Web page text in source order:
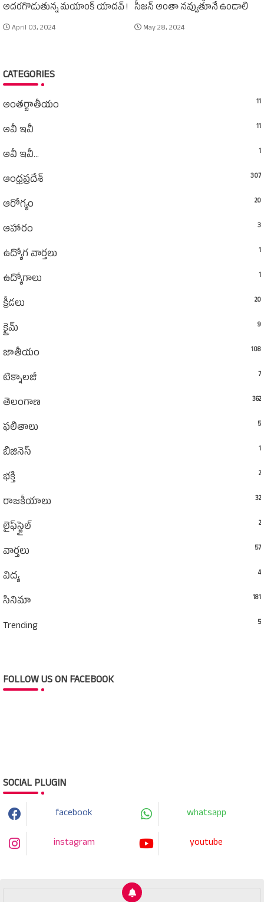
అదరగొడుతున్న మయాంక్‌ యాదవ్‌ !
April 03, 2024
సీజన్‌ అంతా నవ్వుతూనే ఉండాలి
May 28, 2024
CATEGORIES
అంతర్జాతీయం 11
అవీ ఇవీ 11
అవీ ఇవీ... 1
ఆంధ్రప్రదేశ్‌ 307
ఆరోగ్యం 20
ఆహారం 3
ఉద్యోగ వార్తలు 1
ఉద్యోగాలు 1
క్రీడలు 20
క్రైమ్ 9
జాతీయం 108
టెక్నాలజీ 7
తెలంగాణ 362
ఫలితాలు 5
బిజినెస్ 1
భక్తి 2
రాజకీయాలు 32
లైఫ్‌స్టైల్‌ 2
వార్తలు 57
విద్య 4
సినిమా 181
Trending 5
FOLLOW US ON FACEBOOK
SOCIAL PLUGIN
facebook whatsapp
instagram youtube